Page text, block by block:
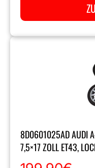
8D0601025AD AUDI
7,5×17 ZOLL ET43,